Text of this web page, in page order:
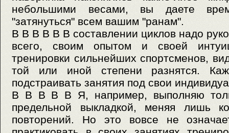
небольшими весами, вы даете
"затянуться" всем вашим "ранам".
В В В В В В составлении циклов надо
всего, своим опытом и своей
тренировки сильнейших спортсменов,
той или иной степени разнятся.
подстраивать занятия под свои
В В В В В Я, например, выполняю
предельной выкладкой, меняя лишь
повторений. Но это вовсе не